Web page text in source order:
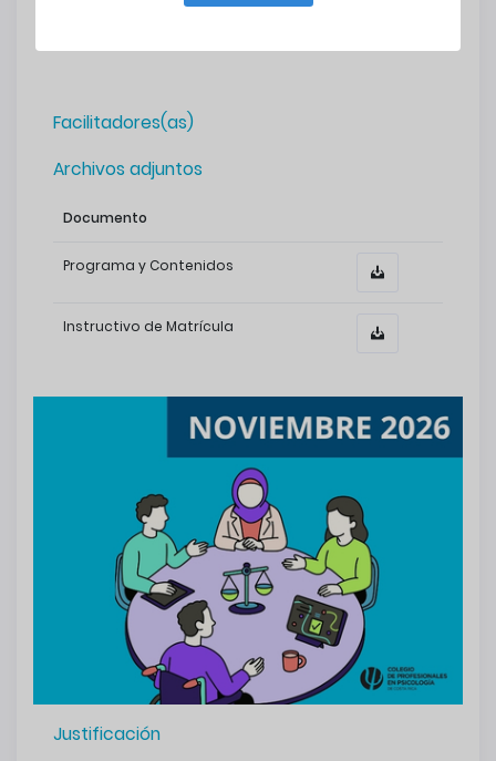
complementaria, deberá gestionarlo en un solo
Facilitadores(as)
Archivos adjuntos
Documento
Programa y Contenidos
Instructivo de Matrícula
Justificación